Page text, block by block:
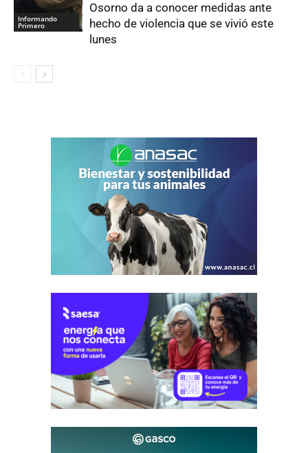
Informando
Primero
Osorno da a conocer medidas ante
hecho de violencia que se vivió este
lunes